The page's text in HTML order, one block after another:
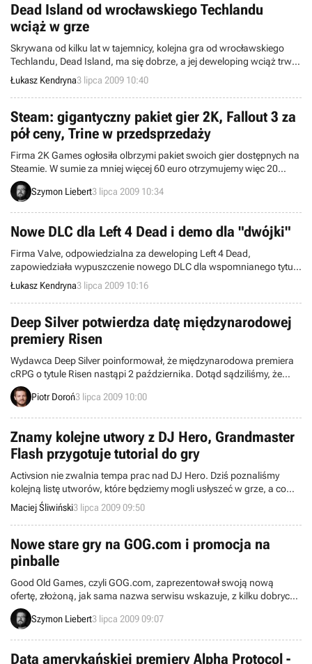
Dead Island od wrocławskiego Techlandu
wciąż w grze
Skrywana od kilku lat w tajemnicy, kolejna gra od wrocławskiego
Techlandu, Dead Island, ma się dobrze, a jej deweloping wciąż trwa.
Takich informacji udzielił Błażej Krakowiak, international brand
manager firmy.
Łukasz Kendryna3 lipca 2009 10:40
Steam: gigantyczny pakiet gier 2K, Fallout 3 za
pół ceny, Trine w przedsprzedaży
Firma 2K Games ogłosiła olbrzymi pakiet swoich gier dostępnych na
Steamie. W sumie za mniej więcej 60 euro otrzymujemy więc 20
różnych tytułów, które normalnie kosztowałyby ponad 220 euro.
Takie promocje zdarzają się bardzo rzadko. To nie wszystko, co
– Fallouta 3.
Szymon Liebert3 lipca 2009 10:34
Nowe DLC dla Left 4 Dead i demo dla "dwójki"
Firma Valve, odpowiedzialna za deweloping Left 4 Dead,
zapowiedziała wypuszczenie nowego DLC dla wspomnianego tytułu
oraz udostępnienie wersji demonstracyjnej Left 4 Dead 2, nim ta trafi
na rynek.
Łukasz Kendryna3 lipca 2009 10:16
Deep Silver potwierdza datę międzynarodowej
premiery Risen
Wydawca Deep Silver poinformował, że międzynarodowa premiera
cRPG o tytule Risen nastąpi 2 października. Dotąd sądziliśmy, że
dzieło studia Piranha Bytes zadebiutuje wówczas wyłącznie na
rynku niemieckim. Szczęśliwie uległo to zmianie, w związku z czym
Piotr Doroń3 lipca 2009 10:00
Znamy kolejne utwory z DJ Hero, Grandmaster
Flash przygotuje tutorial do gry
Activsion nie zwalnia tempa prac nad DJ Hero. Dziś poznaliśmy
kolejną listę utworów, które będziemy mogli usłyszeć w grze, a co
ważniejsze, poinformowano również, że przy tworzeniu tego tytułu
ważną rolę odgrywa Grandmaster Flash.
Maciej Śliwiński3 lipca 2009 09:50
Nowe stare gry na GOG.com i promocja na
pinballe
Good Old Games, czyli GOG.com, zaprezentował swoją nową
ofertę, złożoną, jak sama nazwa serwisu wskazuje, z kilku dobrych,
starych produkcji. Fani cRPG-ów otrzymali klasyczne Crystals of
Arborea oraz Ishar 3, które weszły w skład większego pakietu gier
Szymon Liebert3 lipca 2009 09:07
Data amerykańskiej premiery Alpha Protocol -